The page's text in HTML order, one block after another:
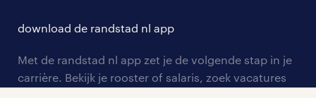
tarieven
personeel gezocht
aanmelden nieuwsbrief
solliciteren
blogs en artikelen
onze vestigingen
download de randstad nl app
Met de randstad nl app zet je de volgende stap in je
carrière. Bekijk je rooster of salaris, zoek vacatures